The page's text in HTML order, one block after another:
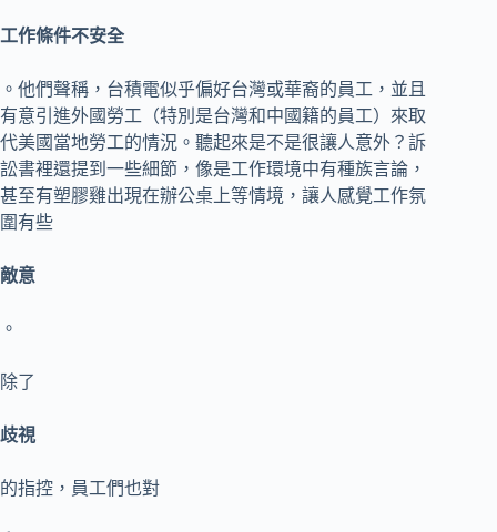
工作條件不安全
。他們聲稱，台積電似乎偏好台灣或華裔的員工，並且
有意引進外國勞工（特別是台灣和中國籍的員工）來取
代美國當地勞工的情況。聽起來是不是很讓人意外？訴
訟書裡還提到一些細節，像是工作環境中有種族言論，
甚至有塑膠雞出現在辦公桌上等情境，讓人感覺工作氛
圍有些
敵意
。
除了
歧視
的指控，員工們也對